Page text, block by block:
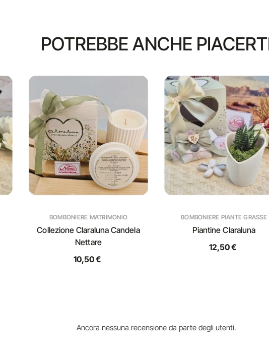
POTREBBE ANCHE
BOMBONIERE MATRIMONIO
Collezione Claraluna Candela
Nettare
10,50 €
BOMBONIERE PIANTE GRASSE
Piantine Claraluna
12,50 €
Ancora nessuna recensione da parte degli utenti.